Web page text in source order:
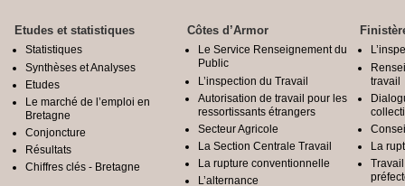
Etudes et statistiques
Statistiques
Synthèses et Analyses
Etudes
Le marché de l’emploi en
Bretagne
Conjoncture
Résultats
Chiffres clés - Bretagne
Côtes d’Armor
Le Service Renseignement du
Public
L’inspection du Travail
Autorisation de travail pour les
ressortissants étrangers
Secteur Agricole
La Section Centrale Travail
La rupture conventionnelle
L’alternance
travail
La